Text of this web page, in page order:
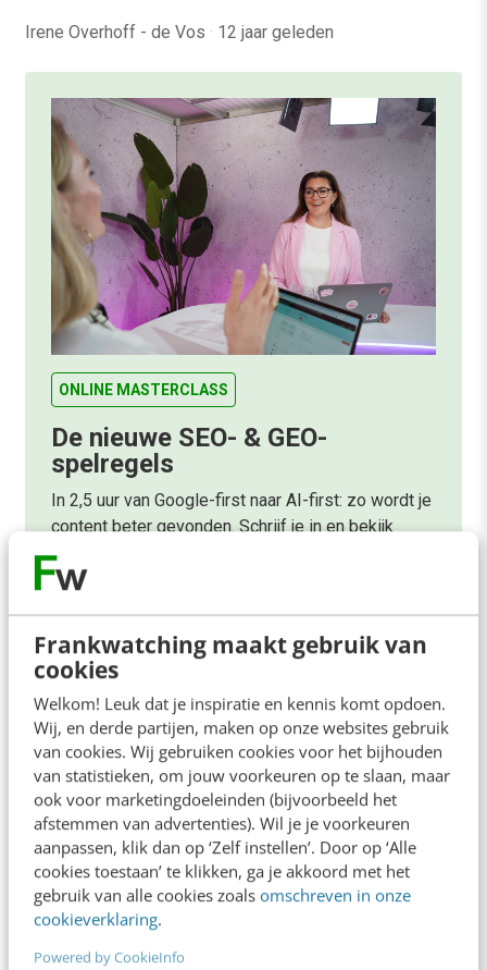
Frankwatching maakt gebruik van
cookies
Welkom! Leuk dat je inspiratie en kennis komt opdoen.
Wij, en derde partijen, maken op onze websites gebruik
van cookies. Wij gebruiken cookies voor het bijhouden
van statistieken, om jouw voorkeuren op te slaan, maar
ook voor marketingdoeleinden (bijvoorbeeld het
afstemmen van advertenties). Wil je je voorkeuren
aanpassen, klik dan op ‘Zelf instellen’. Door op ‘Alle
cookies toestaan’ te klikken, ga je akkoord met het
gebruik van alle cookies zoals omschreven in onze
cookieverklaring.
Powered by CookieInfo
Irene Overhoff - de Vos · 12 jaar geleden
ONLINE MASTERCLASS
De nieuwe SEO- & GEO-
spelregels
In 2,5 uur van Google-first naar AI-first: zo wordt je
content beter gevonden. Schrijf je in en bekijk
direct.
Meer weten
MARKETING
Waarom zijn brand managers opeens hot?